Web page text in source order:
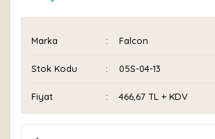
Marka Falcon
Stok Kodu 05S-04-13
Fiyat 466,67 TL + KDV